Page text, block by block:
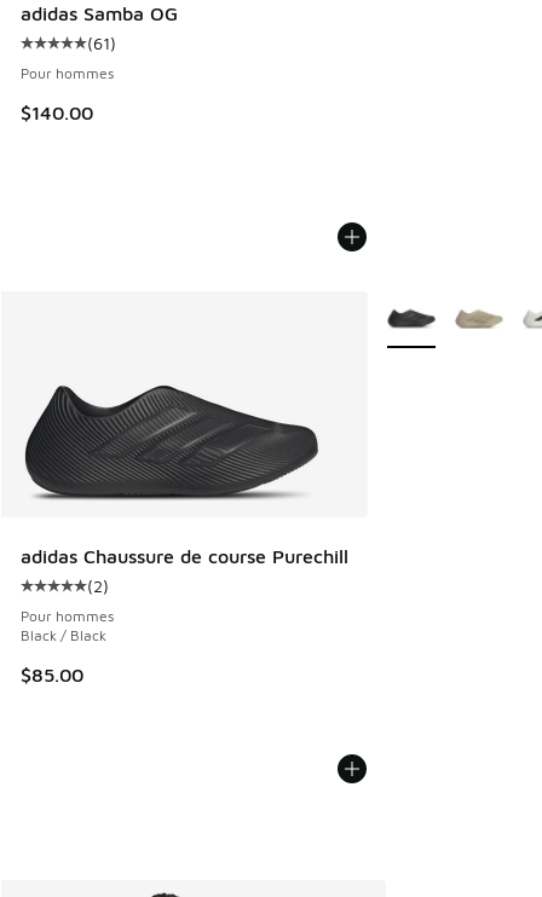
adidas Samba OG
Cote moyenne du client - [5 sur 5 étoiles], 61
(61)
Pour hommes
$140.00
adidas Chaussure de course Purechill
Cote moyenne du client - [5 sur 5 étoiles], 2 commentaires
(2)
Pour hommes
Black / Black
$85.00
Plus de couleurs